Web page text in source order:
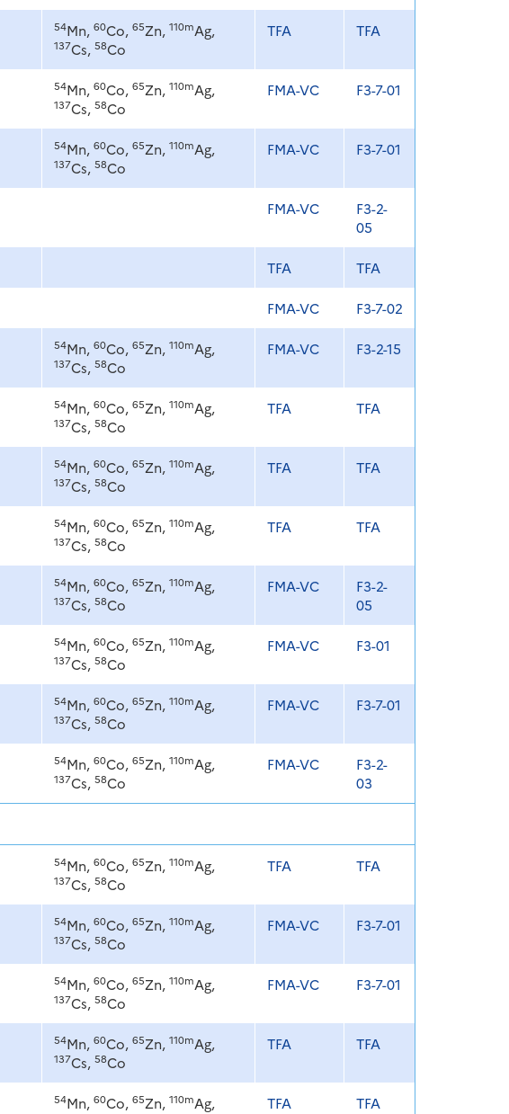
54Mn, 60Co, 65Zn, 110mAg,
137Cs, 58Co
TFA TFA
54Mn, 60Co, 65Zn, 110mAg,
137Cs, 58Co
FMA-VC F3-7-01
54Mn, 60Co, 65Zn, 110mAg,
137Cs, 58Co
FMA-VC F3-7-01
FMA-VC
F3-2-
05
TFA TFA
FMA-VC F3-7-02
54Mn, 60Co, 65Zn, 110mAg,
137Cs, 58Co
FMA-VC F3-2-15
54Mn, 60Co, 65Zn, 110mAg,
137Cs, 58Co
TFA TFA
54Mn, 60Co, 65Zn, 110mAg,
137Cs, 58Co
TFA TFA
54Mn, 60Co, 65Zn, 110mAg,
137Cs, 58Co
TFA TFA
54Mn, 60Co, 65Zn, 110mAg,
137Cs, 58Co
FMA-VC
F3-2-
05
54Mn, 60Co, 65Zn, 110mAg,
137Cs, 58Co
FMA-VC F3-01
54Mn, 60Co, 65Zn, 110mAg,
137Cs, 58Co
FMA-VC F3-7-01
54Mn, 60Co, 65Zn, 110mAg,
137Cs, 58Co
FMA-VC
F3-2-
03
54Mn, 60Co, 65Zn, 110mAg,
137Cs, 58Co
TFA TFA
54Mn, 60Co, 65Zn, 110mAg,
137Cs, 58Co
FMA-VC F3-7-01
54Mn, 60Co, 65Zn, 110mAg,
137Cs, 58Co
FMA-VC F3-7-01
54Mn, 60Co, 65Zn, 110mAg,
137Cs, 58Co
TFA TFA
54Mn, 60Co, 65Zn, 110mAg, TFA TFA